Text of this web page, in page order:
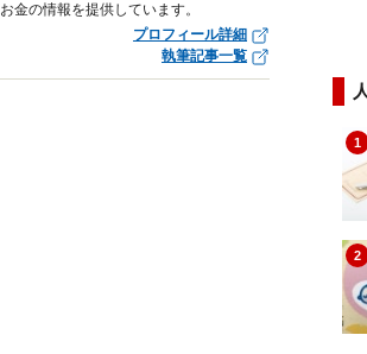
金の情報を提供しています。
プロフィール詳細
執筆記事一覧
1
2